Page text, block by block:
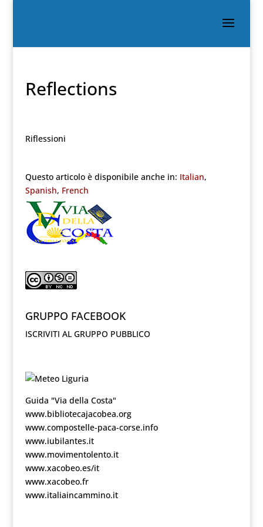
Reflections
Riflessioni
Questo articolo è disponibile anche in: Italian
Spanish French
GRUPPO FACEBOOK
ISCRIVITI AL GRUPPO PUBBLICO
Guida "Via della Costa"
www.bibliotecajacobea.org
www.compostelle-paca-corse.info
www.iubilantes.it
www.movimentolento.it
www.xacobeo.es/it
www.xacobeo.fr
www.italiaincammino.it